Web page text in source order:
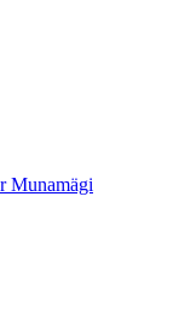
Munamägi